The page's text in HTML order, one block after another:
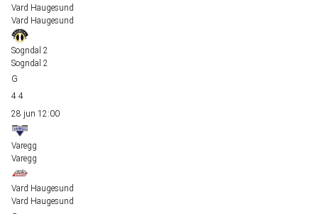
Vard Haugesund
Vard Haugesund
Sogndal 2
Sogndal 2
4 4
28 jun 12:00
Varegg
Varegg
Vard Haugesund
Vard Haugesund